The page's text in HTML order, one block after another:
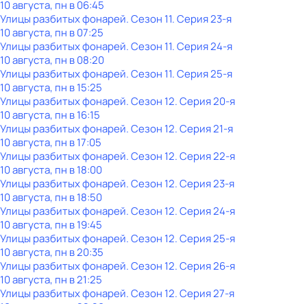
10 августа, пн в 06:45
Улицы разбитых фонарей. Сезон 11. Серия 23-я
10 августа, пн в 07:25
Улицы разбитых фонарей. Сезон 11. Серия 24-я
10 августа, пн в 08:20
Улицы разбитых фонарей. Сезон 11. Серия 25-я
10 августа, пн в 15:25
Улицы разбитых фонарей. Сезон 12. Серия 20-я
10 августа, пн в 16:15
Улицы разбитых фонарей. Сезон 12. Серия 21-я
10 августа, пн в 17:05
Улицы разбитых фонарей. Сезон 12. Серия 22-я
10 августа, пн в 18:00
Улицы разбитых фонарей. Сезон 12. Серия 23-я
10 августа, пн в 18:50
Улицы разбитых фонарей. Сезон 12. Серия 24-я
10 августа, пн в 19:45
Улицы разбитых фонарей. Сезон 12. Серия 25-я
10 августа, пн в 20:35
Улицы разбитых фонарей. Сезон 12. Серия 26-я
10 августа, пн в 21:25
Улицы разбитых фонарей. Сезон 12. Серия 27-я